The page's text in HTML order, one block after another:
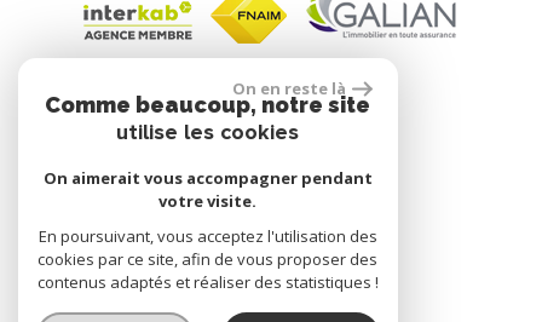
site réalisé par
On en reste là
Comme beaucoup, notre site
utilise les cookies
On aimerait vous accompagner pendant
votre visite.
En poursuivant, vous acceptez l'utilisation des
cookies par ce site, afin de vous proposer des
contenus adaptés et réaliser des statistiques !